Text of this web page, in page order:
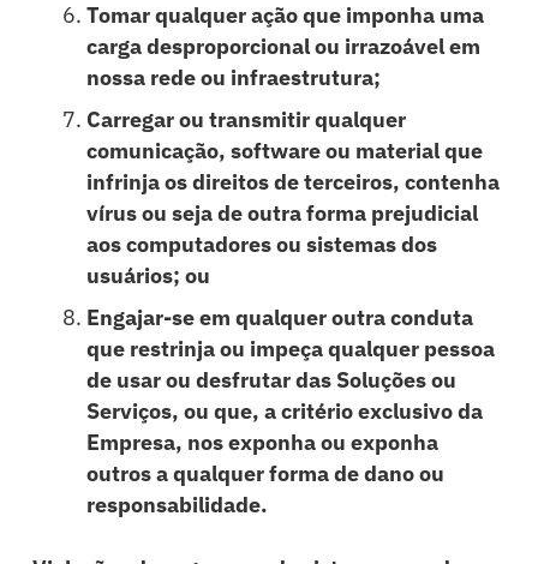
Pacientes
Médicos
Soluções
Tomar qualquer ação que imponha uma
carga desproporcional ou irrazoável em
nossa rede ou infraestrutura;
Carregar ou transmitir qualquer
comunicação, software ou material que
infrinja os direitos de terceiros, contenha
vírus ou seja de outra forma prejudicial
aos computadores ou sistemas dos
usuários; ou
Engajar-se em qualquer outra conduta
que restrinja ou impeça qualquer pessoa
de usar ou desfrutar das Soluções ou
Serviços, ou que, a critério exclusivo da
Empresa, nos exponha ou exponha
outros a qualquer forma de dano ou
responsabilidade.